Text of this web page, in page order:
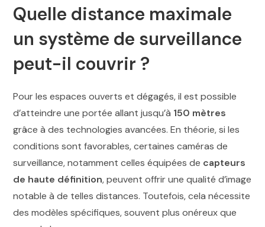
Quelle distance maximale
un système de surveillance
peut-il couvrir ?
Pour les espaces ouverts et dégagés, il est possible
d’atteindre une portée allant jusqu’à 150 mètres
grâce à des technologies avancées. En théorie, si les
conditions sont favorables, certaines caméras de
surveillance, notamment celles équipées de capteurs
de haute définition, peuvent offrir une qualité d’image
notable à de telles distances. Toutefois, cela nécessite
des modèles spécifiques, souvent plus onéreux que